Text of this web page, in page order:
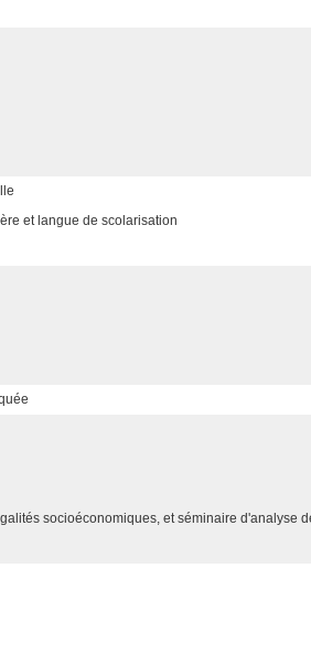
et langue de scolarisation
socioéconomiques, et séminaire d'analyse